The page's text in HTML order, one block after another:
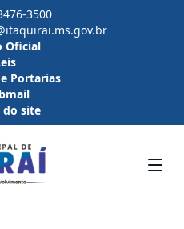
3500
Oficial
Portarias
do site